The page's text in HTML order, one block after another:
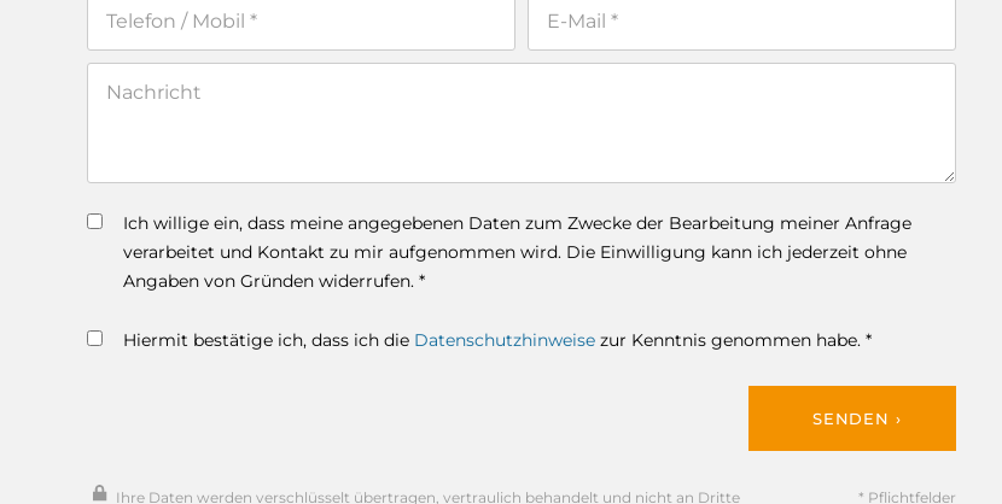
Ich willige ein, dass meine angegebenen Daten zum Zwecke der Bearbeitung meiner Anfrage
verarbeitet und Kontakt zu mir aufgenommen wird. Die Einwilligung kann ich jederzeit ohne
Angaben von Gründen widerrufen. *
Hiermit bestätige ich, dass ich die Datenschutzhinweise zur Kenntnis genommen habe. *
SENDEN ›
Ihre Daten werden verschlüsselt übertragen, vertraulich behandelt und nicht an Dritte * Pflichtfelder